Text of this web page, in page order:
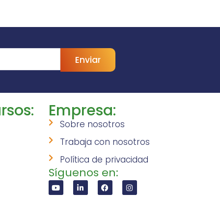
Enviar
Empresa:
Sobre nosotros
Trabaja con nosotros
Política de privacidad
Síguenos en: